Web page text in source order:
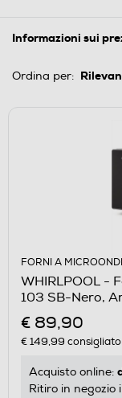
Informazioni sui
Ordina per:
FORNI A
WHIRLPOOL -
103 SB-Nero,
€ 89,90
€ 149,99 consigliato
Acquisto online:
Ritiro in